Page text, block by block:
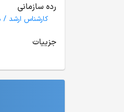
رده سازمانی
کارشناس
جزییات